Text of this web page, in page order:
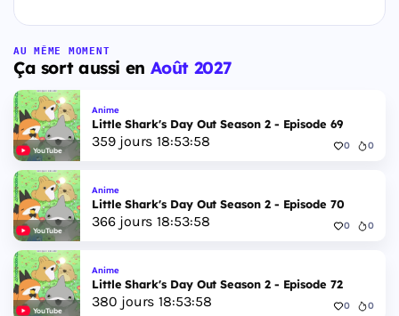
AU MÊME MOMENT
Ça sort aussi en Août 2027
YouTube
Anime
Little Shark's Day Out Season 2 - Episode 69
359jours 18:53:58 0 0
YouTube
Anime
Little Shark's Day Out Season 2 - Episode 70
366jours 18:53:58 0 0
YouTube
Anime
Little Shark's Day Out Season 2 - Episode 72
380 jours 18:53:58 0 0